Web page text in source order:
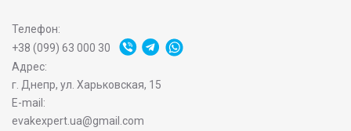
Телефон:
+38 (099) 63 000 30
Адрес:
г. Днепр, ул. Харьковская, 15
E-mail:
evakexpert.ua@gmail.com